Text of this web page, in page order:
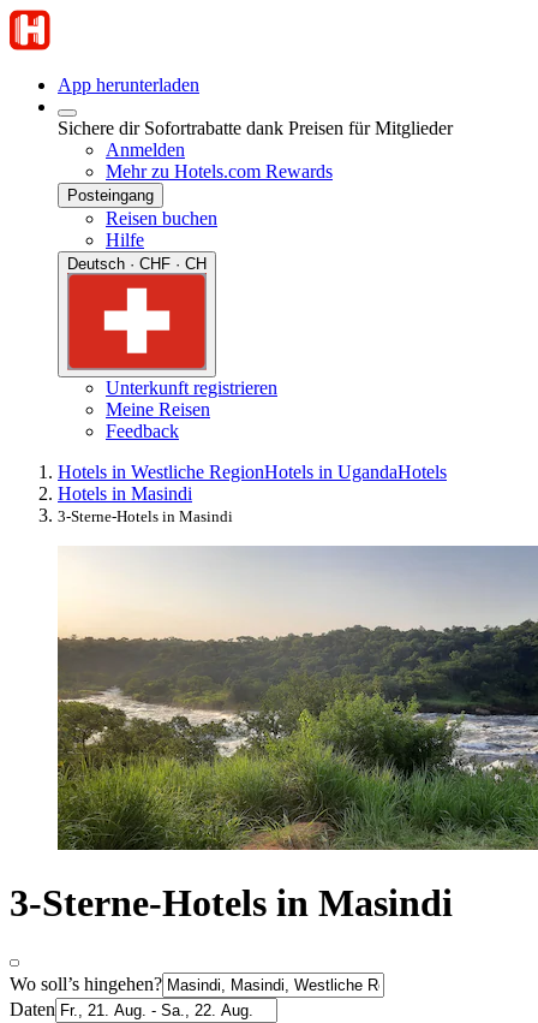
App herunterladen
Sichere dir Sofortrabatte dank Preisen für Mitglieder
Anmelden
Mehr zu Hotels.com Rewards
Posteingang
Reisen buchen
Hilfe
Deutsch · CHF · CH
Unterkunft registrieren
Meine Reisen
Feedback
Hotels in Westliche RegionHotels in UgandaHotels
Hotels in Masindi
3-Sterne-Hotels in Masindi
3-Sterne-Hotels in Masindi
Wo soll’s hingehen?
Daten